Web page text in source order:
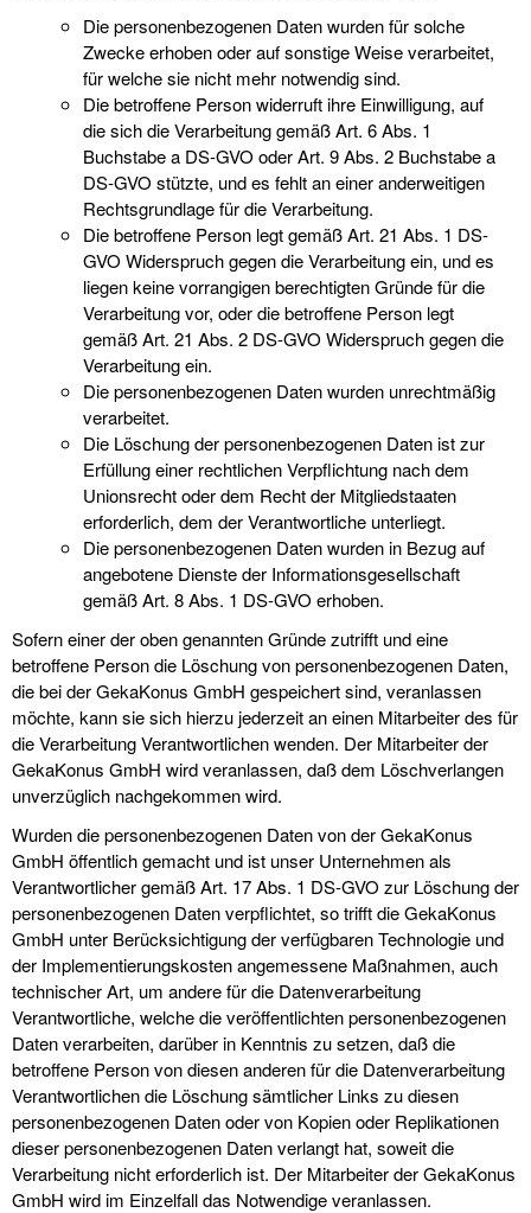
Die personenbezogenen Daten wurden für solche
Zwecke erhoben oder auf sonstige Weise verarbeitet,
für welche sie nicht mehr notwendig sind.
Die betroffene Person widerruft ihre Einwilligung, auf
die sich die Verarbeitung gemäß Art. 6 Abs. 1
Buchstabe a DS-GVO oder Art. 9 Abs. 2 Buchstabe a
DS-GVO stützte, und es fehlt an einer anderweitigen
Rechtsgrundlage für die Verarbeitung.
Die betroffene Person legt gemäß Art. 21 Abs. 1 DS-
GVO Widerspruch gegen die Verarbeitung ein, und es
liegen keine vorrangigen berechtigten Gründe für die
Verarbeitung vor, oder die betroffene Person legt
gemäß Art. 21 Abs. 2 DS-GVO Widerspruch gegen die
Verarbeitung ein.
Die personenbezogenen Daten wurden unrechtmäßig
verarbeitet.
Die Löschung der personenbezogenen Daten ist zur
Erfüllung einer rechtlichen Verpflichtung nach dem
Unionsrecht oder dem Recht der Mitgliedstaaten
erforderlich, dem der Verantwortliche unterliegt.
Die personenbezogenen Daten wurden in Bezug auf
angebotene Dienste der Informationsgesellschaft
gemäß Art. 8 Abs. 1 DS-GVO erhoben.
Sofern einer der oben genannten Gründe zutrifft und eine
betroffene Person die Löschung von personenbezogenen Daten,
die bei der GekaKonus GmbH gespeichert sind, veranlassen
möchte, kann sie sich hierzu jederzeit an einen Mitarbeiter des für
die Verarbeitung Verantwortlichen wenden. Der Mitarbeiter der
GekaKonus GmbH wird veranlassen, daß dem Löschverlangen
unverzüglich nachgekommen wird.
Wurden die personenbezogenen Daten von der GekaKonus
GmbH öffentlich gemacht und ist unser Unternehmen als
Verantwortlicher gemäß Art. 17 Abs. 1 DS-GVO zur Löschung der
personenbezogenen Daten verpflichtet, so trifft die GekaKonus
GmbH unter Berücksichtigung der verfügbaren Technologie und
der Implementierungskosten angemessene Maßnahmen, auch
technischer Art, um andere für die Datenverarbeitung
Verantwortliche, welche die veröffentlichten personenbezogenen
Daten verarbeiten, darüber in Kenntnis zu setzen, daß die
betroffene Person von diesen anderen für die Datenverarbeitung
Verantwortlichen die Löschung sämtlicher Links zu diesen
personenbezogenen Daten oder von Kopien oder Replikationen
dieser personenbezogenen Daten verlangt hat, soweit die
Verarbeitung nicht erforderlich ist. Der Mitarbeiter der GekaKonus
GmbH wird im Einzelfall das Notwendige veranlassen.